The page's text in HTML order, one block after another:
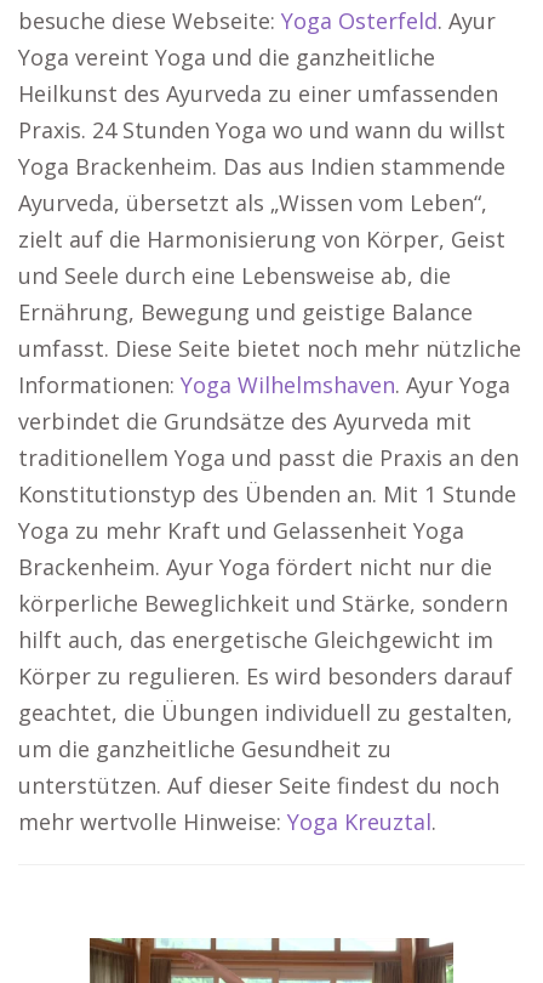
besuche diese Webseite: Yoga Osterfeld. Ayur
Yoga vereint Yoga und die ganzheitliche
Heilkunst des Ayurveda zu einer umfassenden
Praxis. 24 Stunden Yoga wo und wann du willst
Yoga Brackenheim. Das aus Indien stammende
Ayurveda, übersetzt als „Wissen vom Leben“,
zielt auf die Harmonisierung von Körper, Geist
und Seele durch eine Lebensweise ab, die
Ernährung, Bewegung und geistige Balance
umfasst. Diese Seite bietet noch mehr nützliche
Informationen: Yoga Wilhelmshaven. Ayur Yoga
verbindet die Grundsätze des Ayurveda mit
traditionellem Yoga und passt die Praxis an den
Konstitutionstyp des Übenden an. Mit 1 Stunde
Yoga zu mehr Kraft und Gelassenheit Yoga
Brackenheim. Ayur Yoga fördert nicht nur die
körperliche Beweglichkeit und Stärke, sondern
hilft auch, das energetische Gleichgewicht im
Körper zu regulieren. Es wird besonders darauf
geachtet, die Übungen individuell zu gestalten,
um die ganzheitliche Gesundheit zu
unterstützen. Auf dieser Seite findest du noch
mehr wertvolle Hinweise: Yoga Kreuztal.